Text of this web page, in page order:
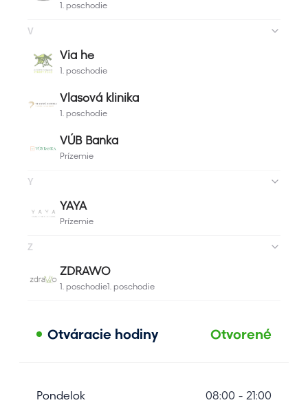
Otváracie hodiny Otvorené
Pondelok 08:00 - 21:00